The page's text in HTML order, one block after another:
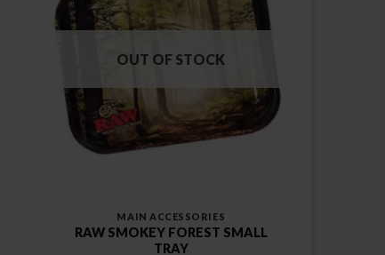
OUT OF STOCK
MAIN ACCESSORIES
RAW SMOKEY FOREST SMALL
TRAY